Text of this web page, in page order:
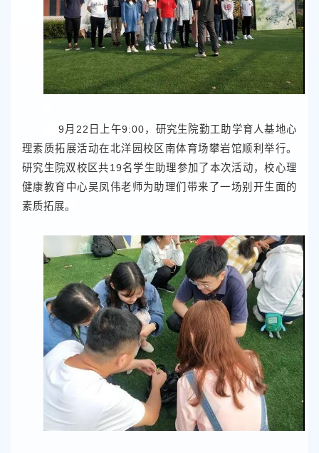
9月22日上午9:00，研究生院勤工助学育人基地心
理素质拓展活动在北洋园校区南体育场攀岩馆顺利举行。
研究生院双校区共19名学生助理参加了本次活动，校心理
健康教育中心吴凤伟老师为助理们带来了一场别开生面的
素质拓展。